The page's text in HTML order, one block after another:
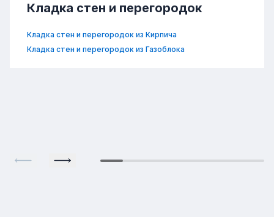
Кладка стен и перегородок
Кладка стен и перегородок из Кирпича
Кладка стен и перегородок из Газоблока